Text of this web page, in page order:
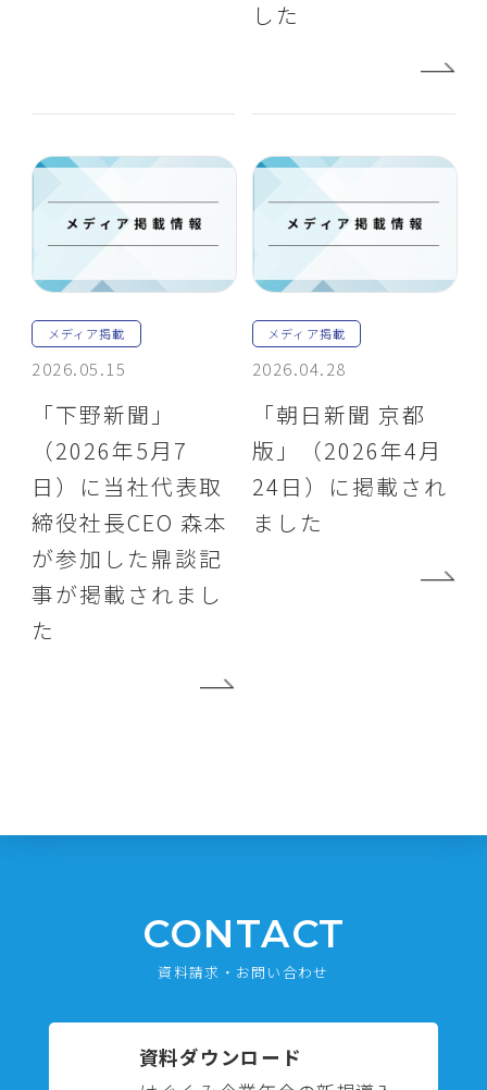
した
メディア掲載
2026.05.15
「下野新聞」
（2026年5月7
日）に当社代表取
締役社長CEO 森本
が参加した鼎談記
事が掲載されまし
た
メディア掲載
2026.04.28
「朝日新聞 京都
版」（2026年4月
24日）に掲載され
ました
CONTACT
資料請求・お問い合わせ
資料ダウンロード